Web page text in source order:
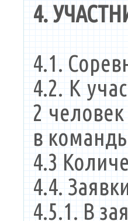
4.
4.1.
4.2. К
2
в
4.3
4.4.
4.5.1. В